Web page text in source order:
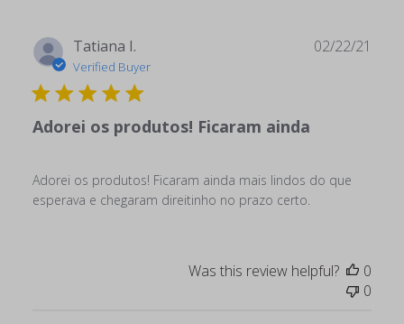
Tatiana I.
Verified Buyer
Adorei os produtos! Ficaram ainda
Adorei os produtos! Ficaram ainda mais lindos do que
esperava e chegaram direitinho no prazo certo.
02/22/21
Was this review helpful?
0
0